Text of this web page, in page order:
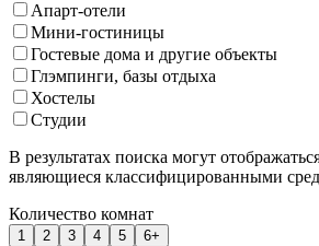
Апарт-отели
Мини-гостиницы
Гостевые дома и другие объекты
Глэмпинги, базы отдыха
Хостелы
Студии
В результатах поиска могут
являющиеся классифицированными
Количество комнат
1 2 3 4 5 6+